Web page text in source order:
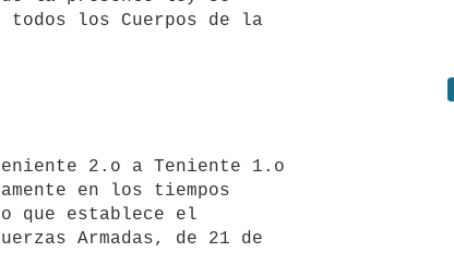
los Cuerpos de la
en los tiempos
que establece el
Armadas, de 21 de